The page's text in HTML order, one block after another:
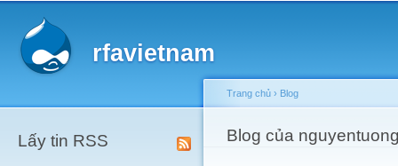
rfavietnam
Lấy tin RSS
You are here
Trang chủ › Blog
Blog của